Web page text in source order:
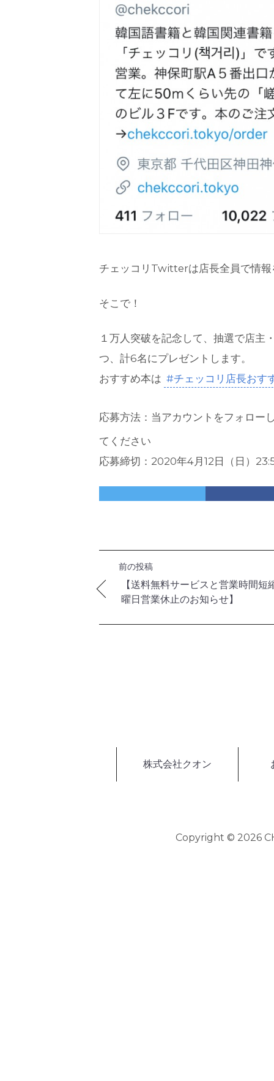
チェッコリTwitterは店長全員で情報
そこで！
１万人突破を記念して、抽選で店主
つ、計6名にプレゼントします。
おすすめ本は #チェッコリ店長おす
応募方法：当アカウントをフォロー
てください
応募締切：2020年4月12日（日）
前の投稿
【送料無料サービスと営業時間短
曜日営業休止のお知らせ】
株式会社クオン
Copyright © 2026